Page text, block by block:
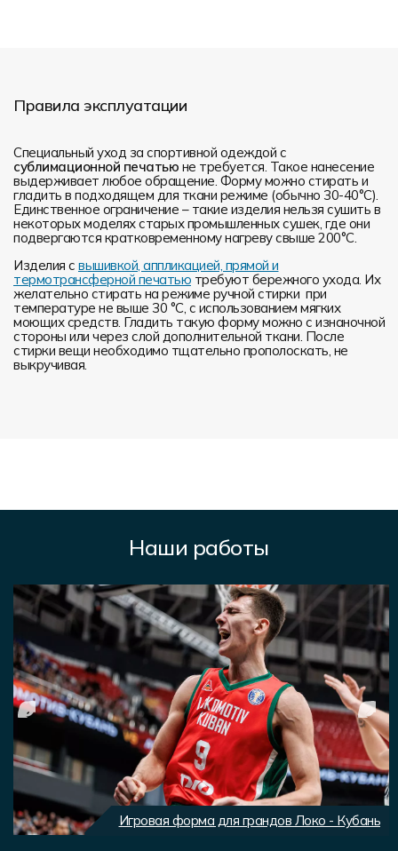
Правила эксплуатации
Специальный уход за спортивной одеждой с
сублимационной печатью не требуется. Такое нанесение
выдерживает любое обращение. Форму можно стирать и
гладить в подходящем для ткани режиме (обычно 30-40°С).
Единственное ограничение – такие изделия нельзя сушить в
некоторых моделях старых промышленных сушек, где они
подвергаются кратковременному нагреву свыше 200°С.
Изделия с вышивкой, аппликацией, прямой и
термотрансферной печатью требуют бережного ухода. Их
желательно стирать на режиме ручной стирки при
температуре не выше 30 °C, с использованием мягких
моющих средств. Гладить такую форму можно с изнаночной
стороны или через слой дополнительной ткани. После
стирки вещи необходимо тщательно прополоскать, не
выкручивая.
Наши работы
Игровая форма для грандов Локо - Кубань